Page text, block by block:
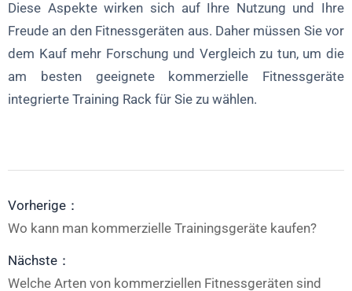
Diese Aspekte wirken sich auf Ihre Nutzung und Ihre
Freude an den Fitnessgeräten aus. Daher müssen Sie vor
dem Kauf mehr Forschung und Vergleich zu tun, um die
am besten geeignete kommerzielle Fitnessgeräte
integrierte Training Rack für Sie zu wählen.
Vorherige：
Wo kann man kommerzielle Trainingsgeräte kaufen?
Nächste：
Welche Arten von kommerziellen Fitnessgeräten sind